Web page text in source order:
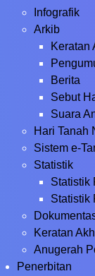
Infografik
Arkib
Keratan
Berita
Sebut
Suara
Hari Tanah
Sistem e-
Statistik
Statistik
Statistik
Keratan
Anugerah
Penerbitan